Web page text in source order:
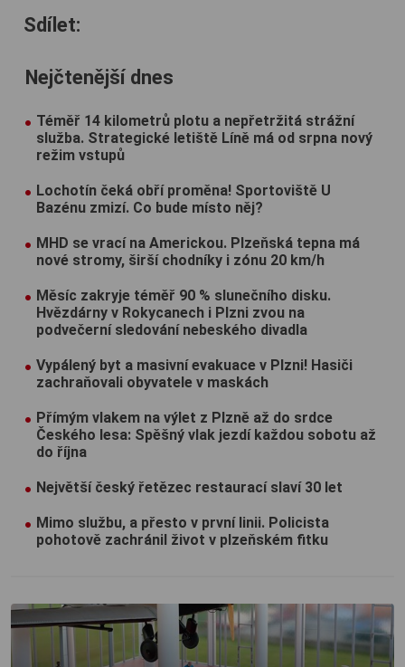
Sdílet:
Nejčtenější dnes
Téměř 14 kilometrů plotu a nepřetržitá strážní
služba. Strategické letiště Líně má od srpna nový
režim vstupů
Lochotín čeká obří proměna! Sportoviště U
Bazénu zmizí. Co bude místo něj?
MHD se vrací na Americkou. Plzeňská tepna má
nové stromy, širší chodníky i zónu 20 km/h
Měsíc zakryje téměř 90 % slunečního disku.
Hvězdárny v Rokycanech i Plzni zvou na
podvečerní sledování nebeského divadla
Vypálený byt a masivní evakuace v Plzni! Hasiči
zachraňovali obyvatele v maskách
Přímým vlakem na výlet z Plzně až do srdce
Českého lesa: Spěšný vlak jezdí každou sobotu až
do října
Největší český řetězec restaurací slaví 30 let
Mimo službu, a přesto v první linii. Policista
pohotově zachránil život v plzeňském fitku